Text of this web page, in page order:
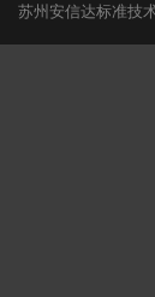
苏州安信达标准技